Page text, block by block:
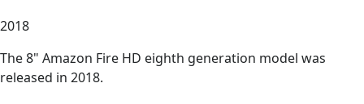
2018
The 8" Amazon Fire HD eighth generation model was
released in 2018.